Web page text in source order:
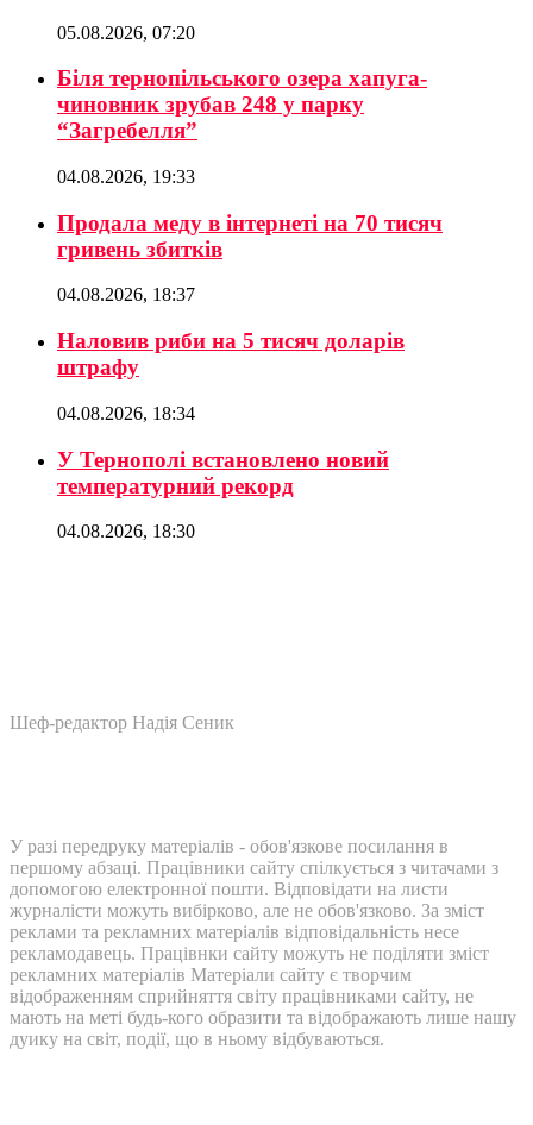
05.08.2026, 07:20
Біля тернопільського озера хапуга-
чиновник зрубав 248 у парку
“Загребелля”
04.08.2026, 19:33
Продала меду в інтернеті на 70 тисяч
гривень збитків
04.08.2026, 18:37
Наловив риби на 5 тисяч доларів
штрафу
04.08.2026, 18:34
У Тернополі встановлено новий
температурний рекорд
04.08.2026, 18:30
Шеф-редактор Надія Сеник
У разі передруку матеріалів - обов'язкове посилання в
першому абзаці. Працівники сайту спілкується з читачами з
допомогою електронної пошти. Відповідати на листи
журналісти можуть вибірково, але не обов'язково. За зміст
реклами та рекламних матеріалів відповідальність несе
рекламодавець. Працівнки сайту можуть не поділяти зміст
рекламних матеріалів Матеріали сайту є творчим
відображенням сприйняття світу працівниками сайту, не
мають на меті будь-кого образити та відображають лише нашу
дуику на світ, події, що в ньому відбуваються.